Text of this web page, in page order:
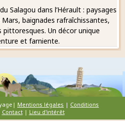
Salagou dans l’Hérault : paysages
baignades rafraîchissantes,
pittoresques. Un décor unique
et farniente.
Mentions légales | Conditions
Contact| Lieu d'intérêt